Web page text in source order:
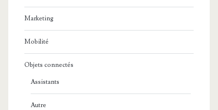
Marketing
Mobilité
Objets connectés
Assistants
Autre